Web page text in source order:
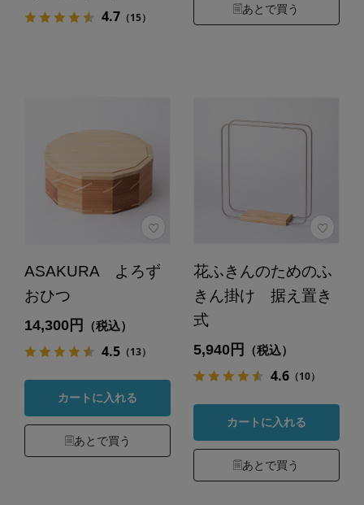
4.7（15）
あとで買う
ASAKURA よろず
おひつ
14,300円 （税込）
4.5（13）
カートに入れる
あとで買う
花ふきんのためのふ
きん掛け 据え置き
式
5,940円 （税込）
4.6（10）
カートに入れる
あとで買う